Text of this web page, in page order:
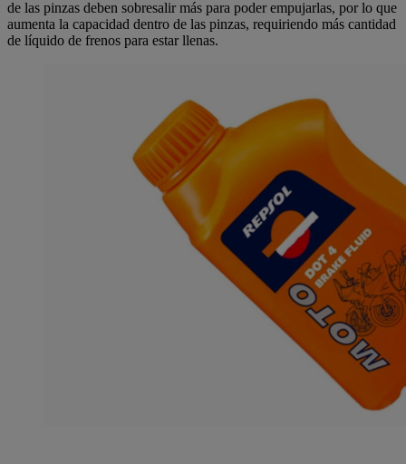
de las pinzas deben sobresalir más para poder empujarlas, por lo que
aumenta la capacidad dentro de las pinzas, requiriendo más cantidad
de líquido de frenos para estar llenas.